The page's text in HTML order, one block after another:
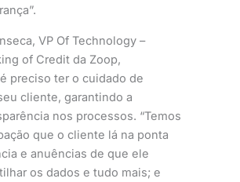
VP Of Technology –
of Credit da Zoop,
preciso ter o cuidado de
cliente, garantindo a
nos processos. “Temos
que o cliente lá na ponta
e anuências de que ele
os dados e tudo mais; e